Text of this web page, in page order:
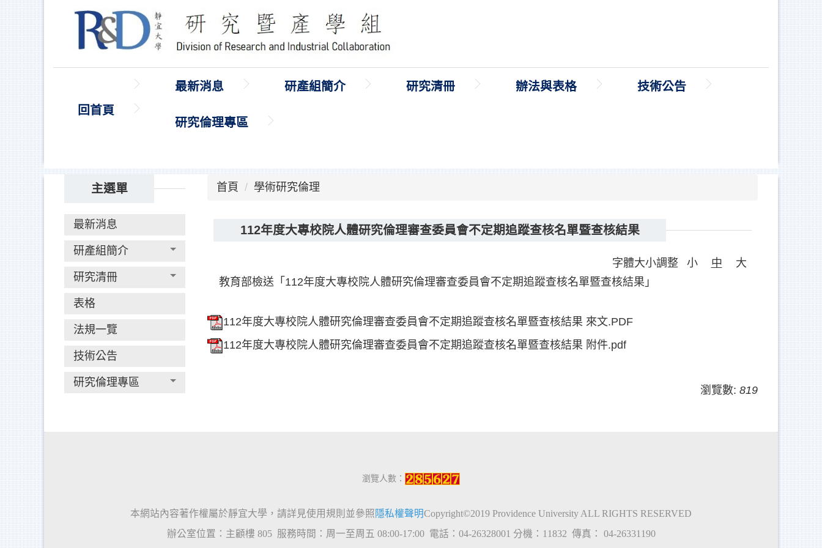
回首頁
最新消息 研產組簡介 研究清冊 辦法與表格 技術公告
研究倫理專區
主選單
最新消息
研產組簡介
研究清冊
表格
法規一覽
技術公告
研究倫理專區
首頁 學術研究倫理
112年度大專校院人體研究倫理審查委員會不定期追蹤查核名單暨查核結果
字體大小調整 小 中
大
教育部檢送「112年度大專校院人體研究倫理審查委員會不定期追蹤查核名單暨查核結果」
112年度大專校院人體研究倫理審查委員會不定期追蹤查核名單暨查核結果 來文.PDF
112年度大專校院人體研究倫理審查委員會不定期追蹤查核名單暨查核結果 附件.pdf
瀏覽數: 819
瀏覽人數：
本網站內容著作權屬於靜宜大學，請詳見使用規則並參照隱私權聲明Copyright©2019 Providence University ALL RIGHTS RESERVED
辦公室位置：主顧樓 805 服務時間：周一至周五 08:00-17:00 電話： 04-26328001 分機： 11832 傳真： 04-26331190